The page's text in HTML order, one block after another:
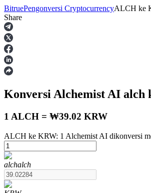
Berjangka
USDT Berjangka
Kontrak berjangka menggunakan
BitruePengonversi CryptocurrencyALCH ke
Share
Konversi Alchemist AI alch
1 ALCH = ₩39.02 KRW
ALCH ke KRW: 1 Alchemist AI dikonversi
alchalch